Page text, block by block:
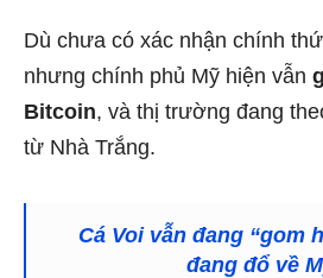
Dù chưa có xác nhận chính
nhưng chính phủ Mỹ hiện vẫn
Bitcoin, và thị trường đang
từ Nhà Trắng.
Cá Voi vẫn đang “gom
đang đổ về